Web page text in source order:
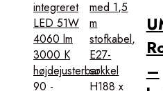
–